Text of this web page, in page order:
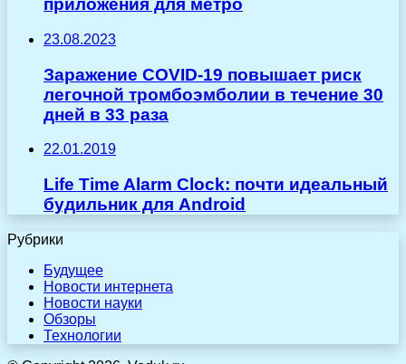
приложения для метро
23.08.2023
Заражение COVID-19 повышает риск
легочной тромбоэмболии в течение 30
дней в 33 раза
22.01.2019
Life Time Alarm Clock: почти идеальный
будильник для Android
Рубрики
Будущее
Новости интернета
Новости науки
Обзоры
Технологии